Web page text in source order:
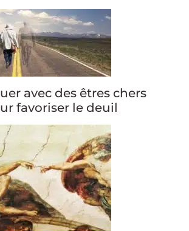
avec des êtres chers
favoriser le deuil